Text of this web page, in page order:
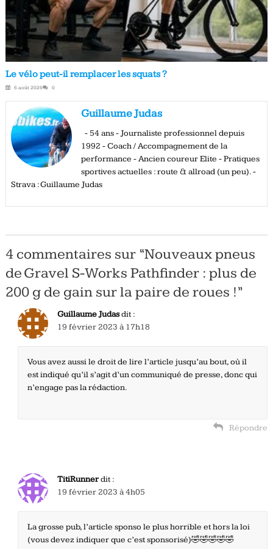
Le vélo peut-il remplacer les squats ?
6 août 2026 0
Guillaume Judas
- 54 ans - Journaliste professionnel depuis
1992 - Coach / Accompagnement de la
performance - Ancien coureur Elite - Pratiques
sportives actuelles : route & allroad (un peu). -
Strava : Guillaume Judas
4 commentaires sur “Nouveaux pneus
de Gravel S-Works Pathfinder : plus de
200 g de gain sur la paire de roues !”
Guillaume Judasdit :
19 février 2023 à 17h18
Vous avez aussi le droit de lire l’article jusqu’au bout, où il
est indiqué qu’il s’agit d’un communiqué de presse, donc qui
n’engage pas la rédaction.
Répondre
TitiRunnerdit :
19 février 2023 à 4h05
La grosse pub, l’article sponso le plus horrible et hors la loi
(vous devez indiquer que c’est sponsorisé)🤣🤣🤣🤣🤣